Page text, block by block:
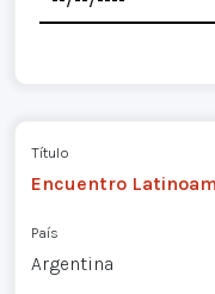
Título
Encuentro
País
Argentina